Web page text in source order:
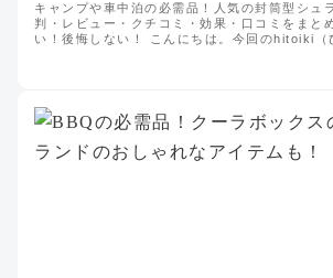
キャンプや車中泊の必需品！人気の封筒型シュ
判・レビュー・クチコミ・効果・口コミをまと
い！後悔しない！ こんにちは。今回のhitoiki（